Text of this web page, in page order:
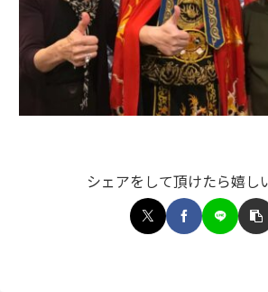
シェアをして頂けたら嬉し